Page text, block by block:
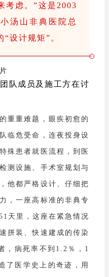
考虑。”这是2003
汤山非典医院总
设计规矩”。
队成员及施工方在讨
重重难题，眼疾初愈的
临危受命，连夜投身设
殊患者就医流程，到医
测设施、手术室规划与
他都严格设计、仔细把
，一座高标准的非典专
天里，这座在紧急情况
拼装、快速建成的传染
，病死率不到1.2％，1
了医学史上的奇迹，用